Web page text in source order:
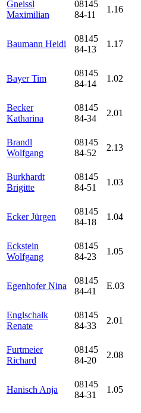
Gneissl
Maximilian
08145
84-11
1.16
Baumann Heidi
08145
84-13
1.17
Bayer Tim
08145
84-14
1.02
Becker
Katharina
08145
84-34
2.01
Brandl
Wolfgang
08145
84-52
2.13
Burkhardt
Brigitte
08145
84-51
1.03
Ecker Jürgen
08145
84-18
1.04
Eckstein
Wolfgang
08145
84-23
1.05
Egenhofer Nina
08145
84-41
E.03
Englschalk
Renate
08145
84-33
2.01
Furtmeier
Richard
08145
84-20
2.08
Hanisch Anja
08145
84-31
1.05